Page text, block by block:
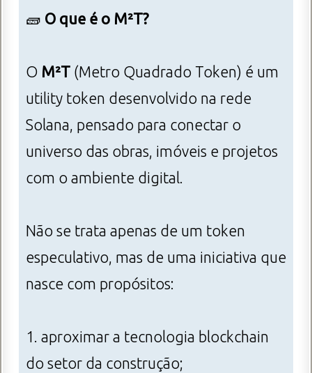
🧱 O que é o M²T?
O M²T (Metro Quadrado Token) é um
utility token desenvolvido na rede
Solana, pensado para conectar o
universo das obras, imóveis e projetos
com o ambiente digital.
Não se trata apenas de um token
especulativo, mas de uma iniciativa que
nasce com propósitos:
1. aproximar a tecnologia blockchain
do setor da construção;